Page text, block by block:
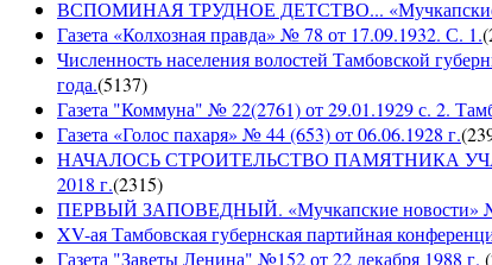
ВСПОМИНАЯ ТРУДНОЕ ДЕТСТВО... «Мучкапские
Газета «Колхозная правда» № 78 от 17.09.1932. С. 1.(
Численность населения волостей Тамбовской
года.(5137)
Газета "Коммуна" № 22(2761) от 29.01.1929 с. 2.
Газета «Голос пахаря» № 44 (653) от 06.06.1928 г.(
НАЧАЛОСЬ СТРОИТЕЛЬСТВО ПАМЯТНИКА
2018 г.(2315)
ПЕРВЫЙ ЗАПОВЕДНЫЙ. «Мучкапские новости» №
XV-ая Тамбовская губернская партийная
Газета "Заветы Ленина" №152 от 22 декабря 1988 г. (